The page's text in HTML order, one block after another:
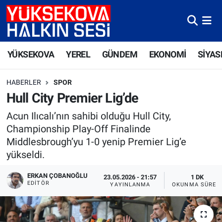
YÜKSEKOVA YEREL GÜNDEM EKONOMİ
HABERLER SPOR
Hull City Premier Lig’de
Acun Ilıcalı’nın sahibi olduğu Hull City,
Championship Play-Off Finalinde
Middlesbrough’yu 1-0 yenip Premier Lig’e
yükseldi.
ERKAN ÇOBANOĞLU
EDITÖR
23.05.2026 - 21:57
YAYINLANMA
1 DK
OKUNMA SÜRESI
Yüksekova Nöbetçi Eczaneler
Yüksekova Trafik Yoğunluk Haritası
Süper Lig Puan Durumu ve Fikstür
Tüm Manşetler